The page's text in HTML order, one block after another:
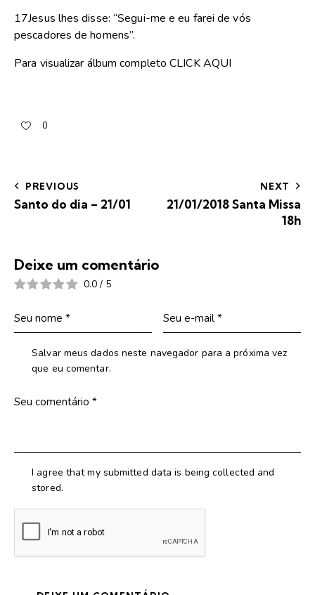
17Jesus lhes disse: “Segui-me e eu farei de vós
pescadores de homens”.
Para visualizar álbum completoCLICK AQUI
0
PREVIOUS
Santo do dia – 21/01
NEXT
21/01/2018 Santa Missa
18h
Deixe um comentário
0.0 / 5
Salvar meus dados neste navegador para a próxima vez
que eu comentar.
I agree that my submitted data is being collected and
stored.